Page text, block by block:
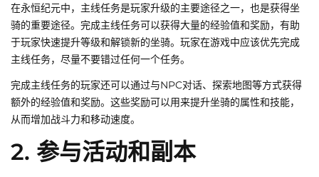
在永恒纪元中，主线任务是玩家升级的主要途径之一，也是获得坐
骑的重要途径。完成主线任务可以获得大量的经验值和奖励，有助
于玩家快速提升等级和解锁新的坐骑。玩家在游戏中应该优先完成
主线任务，尽量不要错过任何一个任务。
完成主线任务的玩家还可以通过与NPC对话、探索地图等方式获得
额外的经验值和奖励。这些奖励可以用来提升坐骑的属性和技能，
从而增加战斗力和移动速度。
2. 参与活动和副本